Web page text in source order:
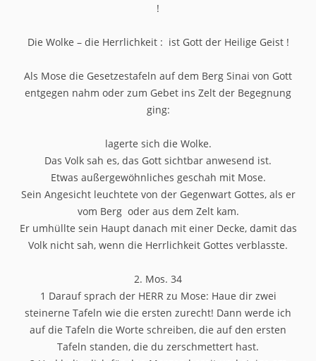
!
Die Wolke – die Herrlichkeit : ist Gott der Heilige Geist !
Als Mose die Gesetzestafeln auf dem Berg Sinai von Gott
entgegen nahm oder zum Gebet ins Zelt der Begegnung
ging:
lagerte sich die Wolke.
Das Volk sah es, das Gott sichtbar anwesend ist.
Etwas außergewöhnliches geschah mit Mose.
Sein Angesicht leuchtete von der Gegenwart Gottes, als er
vom Berg oder aus dem Zelt kam.
Er umhüllte sein Haupt danach mit einer Decke, damit das
Volk nicht sah, wenn die Herrlichkeit Gottes verblasste.
2. Mos. 34
1 Darauf sprach der HERR zu Mose: Haue dir zwei
steinerne Tafeln wie die ersten zurecht! Dann werde ich
auf die Tafeln die Worte schreiben, die auf den ersten
Tafeln standen, die du zerschmettert hast.